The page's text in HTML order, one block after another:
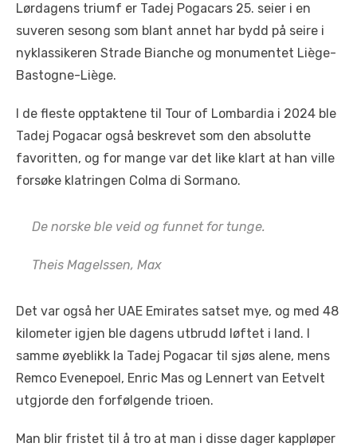
Lørdagens triumf er Tadej Pogacars 25. seier i en
suveren sesong som blant annet har bydd på seire i
nyklassikeren Strade Bianche og monumentet Liège-
Bastogne-Liège.
I de fleste opptaktene til Tour of Lombardia i 2024 ble
Tadej Pogacar også beskrevet som den absolutte
favoritten, og for mange var det like klart at han ville
forsøke klatringen Colma di Sormano.
De norske ble veid og funnet for tunge.
Theis Magelssen, Max
Det var også her UAE Emirates satset mye, og med 48
kilometer igjen ble dagens utbrudd løftet i land. I
samme øyeblikk la Tadej Pogacar til sjøs alene, mens
Remco Evenepoel, Enric Mas og Lennert van Eetvelt
utgjorde den forfølgende trioen.
Man blir fristet til å tro at man i disse dager kappløper